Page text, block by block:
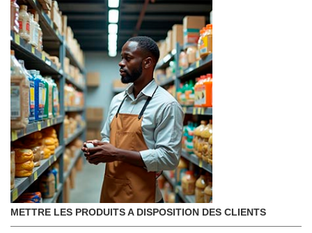
METTRE LES PRODUITS A DISPOSITION DES CLIENTS